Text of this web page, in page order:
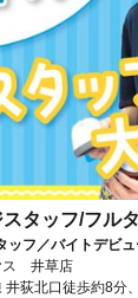
タッフ/フル
ッフ／バイトデビ
日払いOK
ス 井草店
井荻北口徒歩約8分